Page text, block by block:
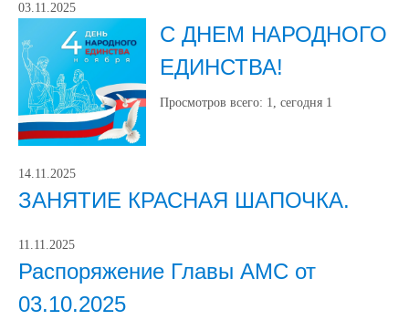
03.11.2025
С ДНЕМ НАРОДНОГО
ЕДИНСТВА!
Просмотров всего: 1, сегодня 1
14.11.2025
ЗАНЯТИЕ КРАСНАЯ ШАПОЧКА.
11.11.2025
Распоряжение Главы АМС от
03.10.2025